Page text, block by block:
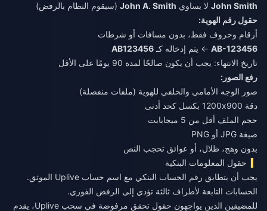
John Smith لا يساوي John A. Smith (سيقوم النظام بالرفض)
حقول رقم الهوية:
أرقام وحروف فقط، بدون مسافات أو شرطات
AB-123456 ← يتم إدخاله كـ AB123456
تاريخ الانتهاء: يجب أن يكون صالحًا لمدة 90 يومًا على الأقل
رفع الصور:
صور الوجه الأمامي والخلفي للهوية (ملفات منفصلة)
دقة 1200x900 بكسل كحد أدنى
حجم الملف أقل من 5 ميجابايت
صيغة JPG أو PNG
بدون وهج، ظلال، أو عوائق تحجب النص
حقول المعلومات البنكية
يجب أن يتطابق رقم الحساب البنكي مع اسم حساب Uplive الموثق.
الحسابات التابعة لأطراف ثالثة تؤدي إلى الرفض الفوري.
للمضيفين الذين يواجهون حقول تحقق مرفوضة في سحب Uplive
، يقدم